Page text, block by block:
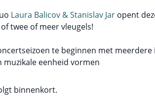
Laura Balicov & Stanislav Jar opent
twee of meer vleugels!
te beginnen met
muzikale eenheid vormen
binnenkort.